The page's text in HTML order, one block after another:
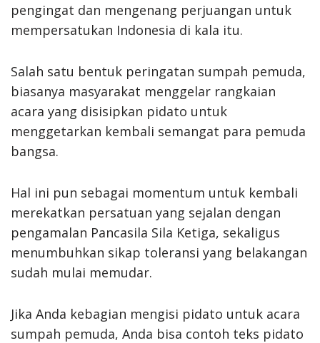
pengingat dan mengenang perjuangan untuk
mempersatukan Indonesia di kala itu.
Salah satu bentuk peringatan sumpah pemuda,
biasanya masyarakat menggelar rangkaian
acara yang disisipkan pidato untuk
menggetarkan kembali semangat para pemuda
bangsa.
Hal ini pun sebagai momentum untuk kembali
merekatkan persatuan yang sejalan dengan
pengamalan Pancasila Sila Ketiga, sekaligus
menumbuhkan sikap toleransi yang belakangan
sudah mulai memudar.
Jika Anda kebagian mengisi pidato untuk acara
sumpah pemuda, Anda bisa contoh teks pidato